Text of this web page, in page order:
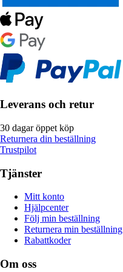
Leverans och retur
30 dagar öppet köp
Returnera din beställning
Trustpilot
Tjänster
Mitt konto
Hjälpcenter
Följ min beställning
Returnera min beställning
Rabattkoder
Om oss